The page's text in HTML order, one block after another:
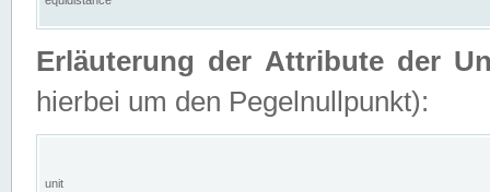
Erläuterung der Attribute der
hierbei um den Pegelnullpunkt):
unit